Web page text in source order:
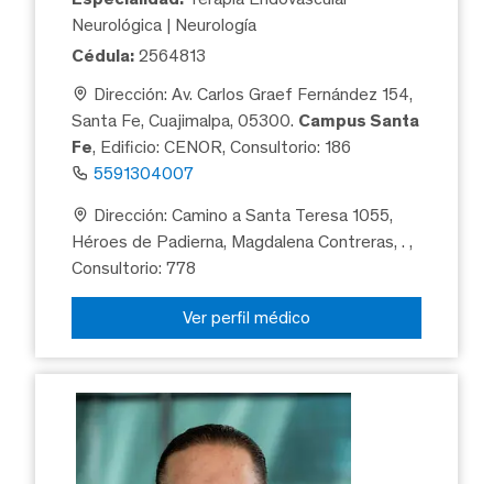
Neurológica | Neurología
Cédula: 2564813
Dirección: Av. Carlos Graef Fernández 154,
Santa Fe, Cuajimalpa, 05300. Campus Santa
Fe, Edificio: CENOR, Consultorio: 186
5591304007
Dirección: Camino a Santa Teresa 1055,
Héroes de Padierna, Magdalena Contreras, .,
Consultorio: 778
Ver perfil médico